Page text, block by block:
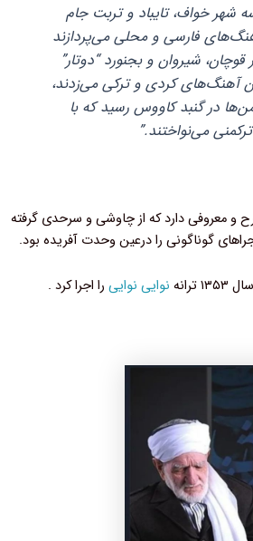
شهر خواف، تایباد و تربت جام
فارسی و محلی می‌پردازند
شیروان و بجنورد “دوتار”
آهنگ‌های کردی و ترکی می‌زدند،
در گنبد کاووس رسید که با
می‌نواختند.”
و معروفی دارد که از چاوشی و سرحدی گرفته
گوناگونی را درعین وحدت آفریده‌ بود.
نوایی نوایی را اجرا کرد .